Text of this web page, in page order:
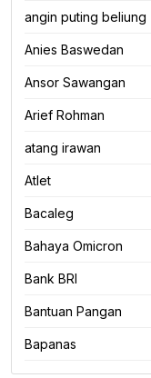
angin puting beliung
Anies Baswedan
Ansor Sawangan
Arief Rohman
atang irawan
Atlet
Bacaleg
Bahaya Omicron
Bank BRI
Bantuan Pangan
Bapanas